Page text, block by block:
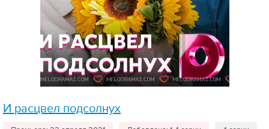
И расцвел подсолнух